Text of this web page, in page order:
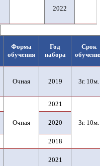
2022
Форма
обучения
Год
набора
Срок
Очная 2019 3г. 10м.
Очная
2021
3г. 10м.
2020
2018
2021